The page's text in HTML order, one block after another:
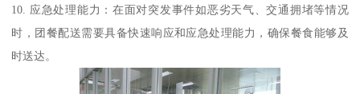
10. 应急处理能力：在面对突发事件如恶劣天气、交通拥堵等情况
时，团餐配送需要具备快速响应和应急处理能力，确保餐食能够及
时送达。